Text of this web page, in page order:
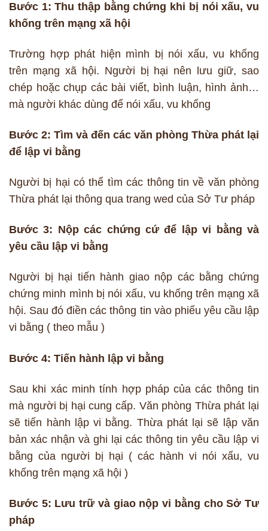
Bước 1: Thu thập bằng chứng khi bị nói xấu, vu
khống trên mạng xã hội
Trường hợp phát hiện mình bị nói xấu, vu khống
trên mạng xã hội. Người bị hại nên lưu giữ, sao
chép hoặc chụp các bài viết, bình luận, hình ảnh…
mà người khác dùng để nói xấu, vu khống
Bước 2: Tìm và đến các văn phòng Thừa phát lại
để lập vi bằng
Người bị hại có thể tìm các thông tin về văn phòng
Thừa phát lại thông qua trang wed của Sở Tư pháp
Bước 3: Nộp các chứng cứ để lập vi bằng và
yêu cầu lập vi bằng
Người bị hại tiến hành giao nộp các bằng chứng
chứng minh mình bị nói xấu, vu khống trên mạng xã
hội. Sau đó điền các thông tin vào phiếu yêu cầu lập
vi bằng ( theo mẫu )
Bước 4: Tiến hành lập vi bằng
Sau khi xác minh tính hợp pháp của các thông tin
mà người bị hại cung cấp. Văn phòng Thừa phát lại
sẽ tiến hành lập vi bằng. Thừa phát lại sẽ lập văn
bản xác nhận và ghi lại các thông tin yêu cầu lập vi
bằng của người bị hại ( các hành vi nói xấu, vu
khống trên mạng xã hội )
Bước 5: Lưu trữ và giao nộp vi bằng cho Sở Tư
pháp